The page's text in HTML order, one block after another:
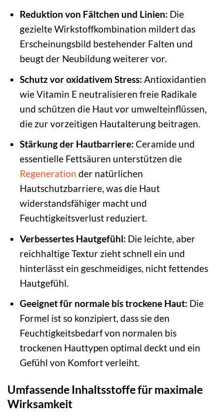
Reduktion von Fältchen und Linien: Die
gezielte Wirkstoffkombination mildert das
Erscheinungsbild bestehender Falten und
beugt der Neubildung weiterer vor.
Schutz vor oxidativem Stress: Antioxidantien
wie Vitamin E neutralisieren freie Radikale
und schützen die Haut vor umwelteinflüssen,
die zur vorzeitigen Hautalterung beitragen.
Stärkung der Hautbarriere: Ceramide und
essentielle Fettsäuren unterstützen die
Regeneration der natürlichen
Hautschutzbarriere, was die Haut
widerstandsfähiger macht und
Feuchtigkeitsverlust reduziert.
Verbessertes Hautgefühl: Die leichte, aber
reichhaltige Textur zieht schnell ein und
hinterlässt ein geschmeidiges, nicht fettendes
Hautgefühl.
Geeignet für normale bis trockene Haut: Die
Formel ist so konzipiert, dass sie den
Feuchtigkeitsbedarf von normalen bis
trockenen Hauttypen optimal deckt und ein
Gefühl von Komfort verleiht.
Umfassende Inhaltsstoffe für maximale
Wirksamkeit